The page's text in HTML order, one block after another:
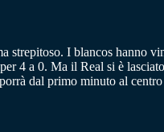
strepitoso. I blancos hanno
4 a 0. Ma il Real si è
dal primo minuto al